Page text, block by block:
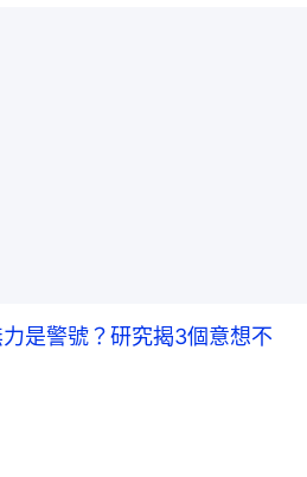
是警號？研究揭3個意想不